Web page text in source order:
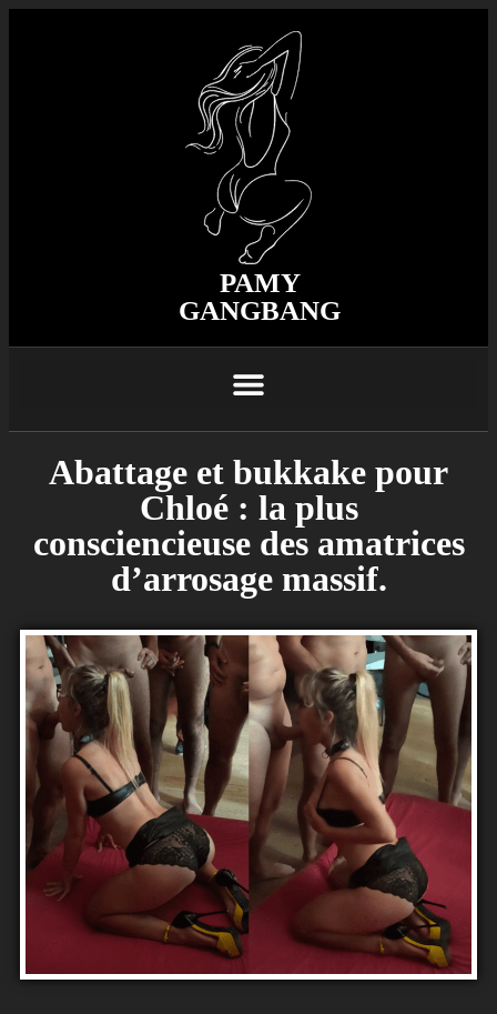
PAMY
GANGBANG
Abattage et bukkake pour
Chloé : la plus
consciencieuse des amatrices
d’arrosage massif.